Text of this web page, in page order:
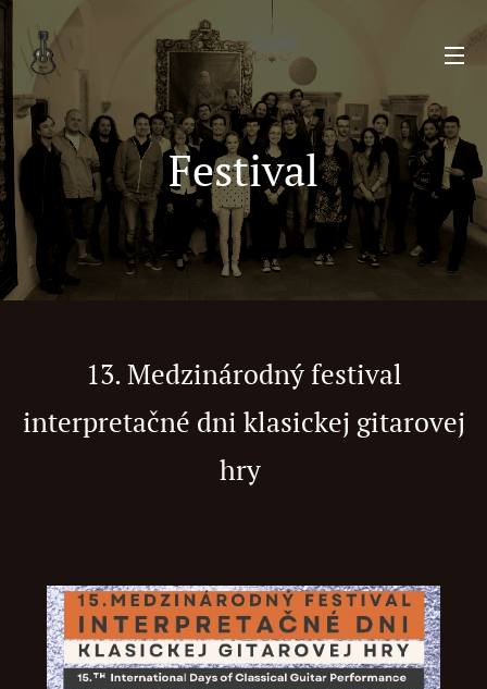
Festival
13. Medzinárodný festival
interpretačné dni klasickej gitarovej
hry